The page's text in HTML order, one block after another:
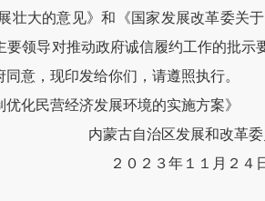
大的意见》和《国家发展改革委关
要领导对推动政府诚信履约工作的批
意，现印发给你们，请遵照执行。
化民营经济发展环境的实施方案》
内蒙古自治区发展和改革
２０２３年１１月２４